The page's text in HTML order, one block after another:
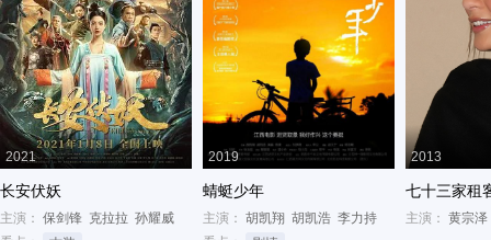
2021
长安伏妖
主演： 保剑锋 克拉拉 孙耀威
2019
蜻蜓少年
主演： 胡凯翔 胡凯浩 李力持
2013
七十三家租
主演： 黄宗泽